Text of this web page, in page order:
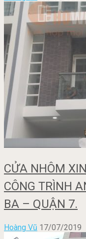
CỬA NHÔM
CÔNG TRÌNH
BA – QUẬN 7.
Hoàng Vũ 17/07/2019